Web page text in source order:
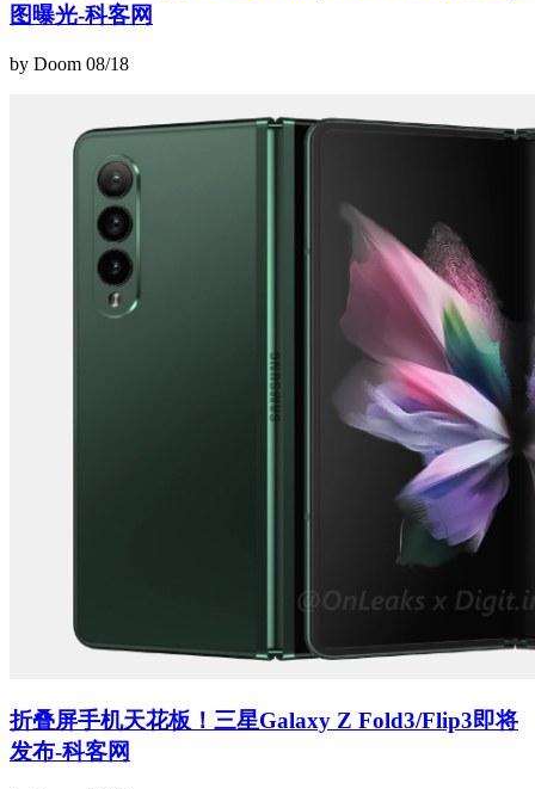
图曝光-科客网
by Doom 08/18
折叠屏手机天花板！三星Galaxy Z Fold3/Flip3即将
发布-科客网